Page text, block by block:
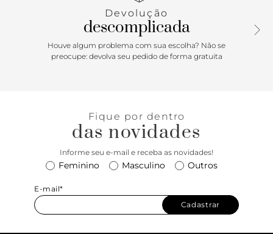
Acompanha necessaire interna na cor da bolsa.
Devolução
descomplicada
Houve algum problema com sua escolha? Não se
preocupe: devolva seu pedido de forma gratuita
Fique por dentro
das novidades
Informe seu e-mail e receba as novidades!
Feminino Masculino Outros
E-mail*
Cadastrar